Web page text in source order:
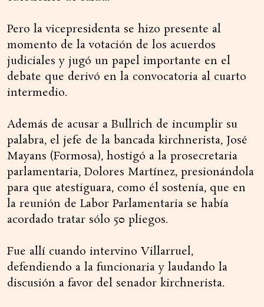
Pero la vicepresidenta se hizo presente al
momento de la votación de los acuerdos
judiciales y jugó un papel importante en el
debate que derivó en la convocatoria al cuarto
intermedio.
Además de acusar a Bullrich de incumplir su
palabra, el jefe de la bancada kirchnerista, José
Mayans (Formosa), hostigó a la prosecretaria
parlamentaria, Dolores Martínez, presionándola
para que atestiguara, como él sostenía, que en
la reunión de Labor Parlamentaria se había
acordado tratar sólo 50 pliegos.
Fue allí cuando intervino Villarruel,
defendiendo a la funcionaria y laudando la
discusión a favor del senador kirchnerista.